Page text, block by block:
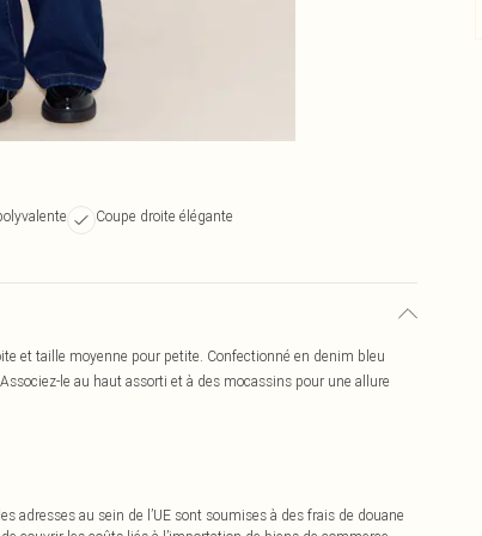
Coupe droite élégante
et taille moyenne pour petite. Confectionné en denim bleu
le au haut assorti et à des mocassins pour une allure
au sein de l’UE sont soumises à des frais de douane